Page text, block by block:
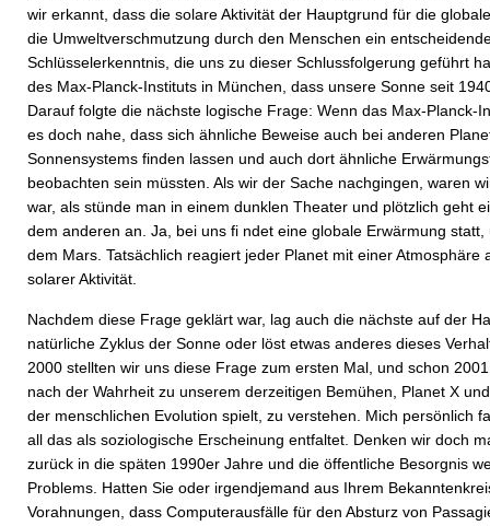
wir erkannt, dass die solare Aktivität der Hauptgrund für die
die Umweltverschmutzung durch den Menschen ein
Schlüsselerkenntnis, die uns zu dieser Schlussfolgerung geführt
des Max-Planck-Instituts in München, dass unsere Sonne seit
Darauf folgte die nächste logische Frage: Wenn das Max-Planck-
es doch nahe, dass sich ähnliche Beweise auch bei anderen
Sonnensystems finden lassen und auch dort ähnliche
beobachten sein müssten. Als wir der Sache nachgingen, waren
war, als stünde man in einem dunklen Theater und plötzlich geht
dem anderen an. Ja, bei uns fi ndet eine globale Erwärmung
dem Mars. Tatsächlich reagiert jeder Planet mit einer Atmosphäre
solarer Aktivität.
Nachdem diese Frage geklärt war, lag auch die nächste auf der
natürliche Zyklus der Sonne oder löst etwas anderes dieses
2000 stellten wir uns diese Frage zum ersten Mal, und schon
nach der Wahrheit zu unserem derzeitigen Bemühen, Planet X
der menschlichen Evolution spielt, zu verstehen. Mich persönlich
all das als soziologische Erscheinung entfaltet. Denken wir doch
zurück in die späten 1990er Jahre und die öffentliche Besorgnis
Problems. Hatten Sie oder irgendjemand aus Ihrem
Vorahnungen, dass Computerausfälle für den Absturz von